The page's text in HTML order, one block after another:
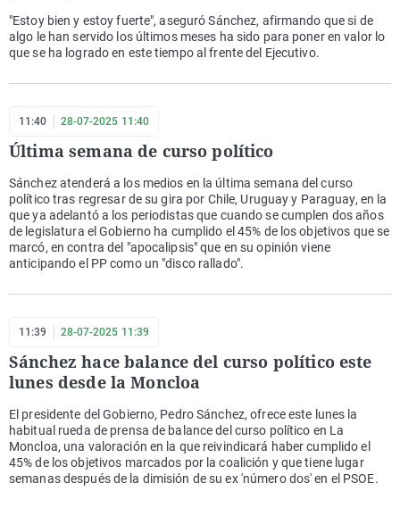
"Estoy bien y estoy fuerte", aseguró Sánchez, afirmando que si de
algo le han servido los últimos meses ha sido para poner en valor lo
que se ha logrado en este tiempo al frente del Ejecutivo.
11:40 28-07-2025 11:40
Última semana de curso político
Sánchez atenderá a los medios en la última semana del curso
político tras regresar de su gira por Chile, Uruguay y Paraguay, en la
que ya adelantó a los periodistas que cuando se cumplen dos años
de legislatura el Gobierno ha cumplido el 45% de los objetivos que se
marcó, en contra del "apocalipsis" que en su opinión viene
anticipando el PP como un "disco rallado".
11:39 28-07-2025 11:39
Sánchez hace balance del curso político este
lunes desde la Moncloa
El presidente del Gobierno, Pedro Sánchez, ofrece este lunes la
habitual rueda de prensa de balance del curso político en La
Moncloa, una valoración en la que reivindicará haber cumplido el
45% de los objetivos marcados por la coalición y que tiene lugar
semanas después de la dimisión de su ex 'número dos' en el PSOE.